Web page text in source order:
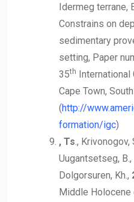
Idermeg terrane,
Constrains on
sedimentary
setting, Paper
35th International
Cape Town,
(http://
formation/igc)
, Ts ., Krivonogov,
Uugantsetseg, B.,
Dolgorsuren, Kh.,
Middle Holocene